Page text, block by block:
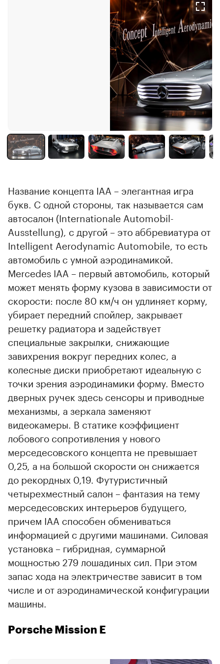
Название концепта IAA – элегантная игра
букв. С одной стороны, так называется сам
автосалон (Internationale Automobil-
Ausstellung), с другой – это аббревиатура от
Intelligent Aerodynamic Automobile, то есть
автомобиль с умной аэродинамикой.
Mercedes IAA – первый автомобиль, который
может менять форму кузова в зависимости от
скорости: после 80 км/ч он удлиняет корму,
убирает передний спойлер, закрывает
решетку радиатора и задействует
специальные закрылки, снижающие
завихрения вокруг передних колес, а
колесные диски приобретают идеальную с
точки зрения аэродинамики форму. Вместо
дверных ручек здесь сенсоры и приводные
механизмы, а зеркала заменяют
видеокамеры. В статике коэффициент
лобового сопротивления у нового
мерседесовского концепта не превышает
0,25, а на большой скорости он снижается
до рекордных 0,19. Футуристичный
четырехместный салон – фантазия на тему
мерседесовских интерьеров будущего,
причем IAA способен обмениваться
информацией с другими машинами. Силовая
установка – гибридная, суммарной
мощностью 279 лошадиных сил. При этом
запас хода на электричестве зависит в том
числе и от аэродинамической конфигурации
машины.
Porsche Mission E